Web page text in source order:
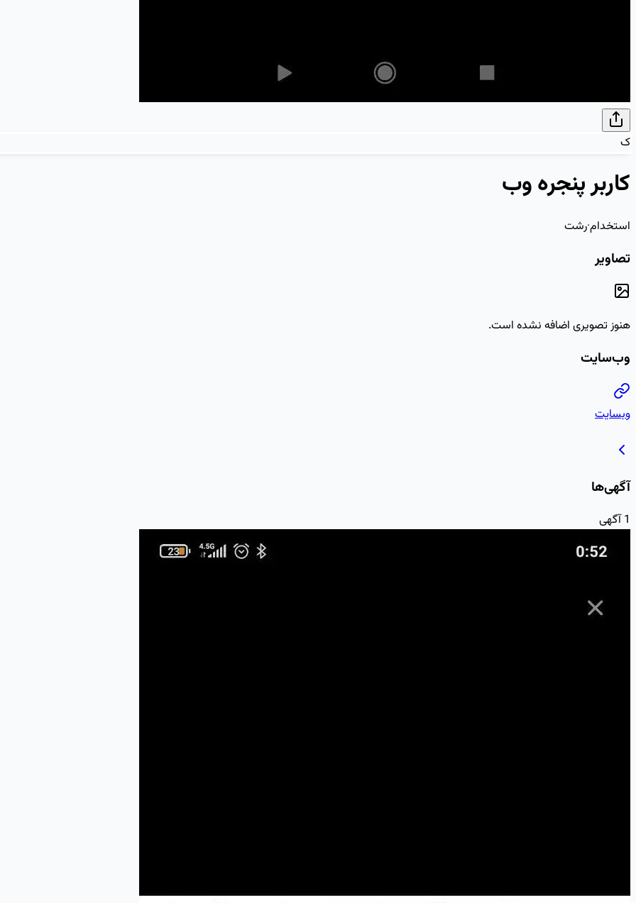
ک
کاربر پنجره وب
استخدام·رشت
تصاویر
هنوز تصویری اضافه نشده است.
وب‌سایت
وبسایت
آگهی‌ها
1آگهی